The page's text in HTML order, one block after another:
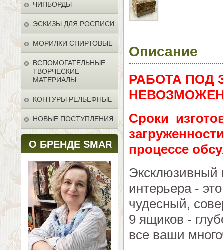
ЧИПБОРДЫ
ЭСКИЗЫ ДЛЯ РОСПИСИ
МОРИЛКИ СПИРТОВЫЕ
ВСПОМОГАТЕЛЬНЫЕ
ТВОРЧЕСКИЕ
МАТЕРИАЛЫ
КОНТУРЫ РЕЛЬЕФНЫЕ
НОВЫЕ ПОСТУПЛЕНИЯ
О БРЕНДЕ SMAR
Описание
РАБОТА ПОД
Сроки
процессе
Эксклюзивный
интерьера -
чудесный,
9 ящиков -
все ваши